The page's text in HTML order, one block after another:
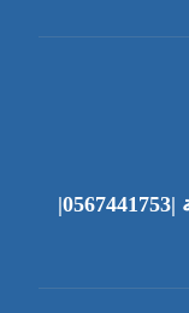
تركيب جبس بورد في راس الخيمة |0567441753|